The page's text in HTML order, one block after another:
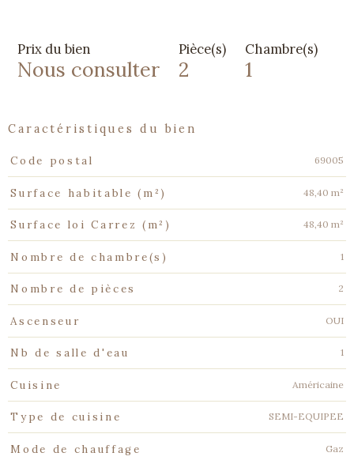
Prix du bien
Nous consulter
Pièce(s)
2
Chambre(s)
1
caractéristiques du bien
Caractéristiques Valeurs
Code postal 69005
Surface habitable (m²) 48,40 m²
Surface loi Carrez (m²) 48,40 m²
Nombre de chambre(s) 1
Nombre de pièces 2
Ascenseur OUI
Nb de salle d'eau 1
Cuisine Américaine
Type de cuisine SEMI-EQUIPEE
Mode de chauffage Gaz